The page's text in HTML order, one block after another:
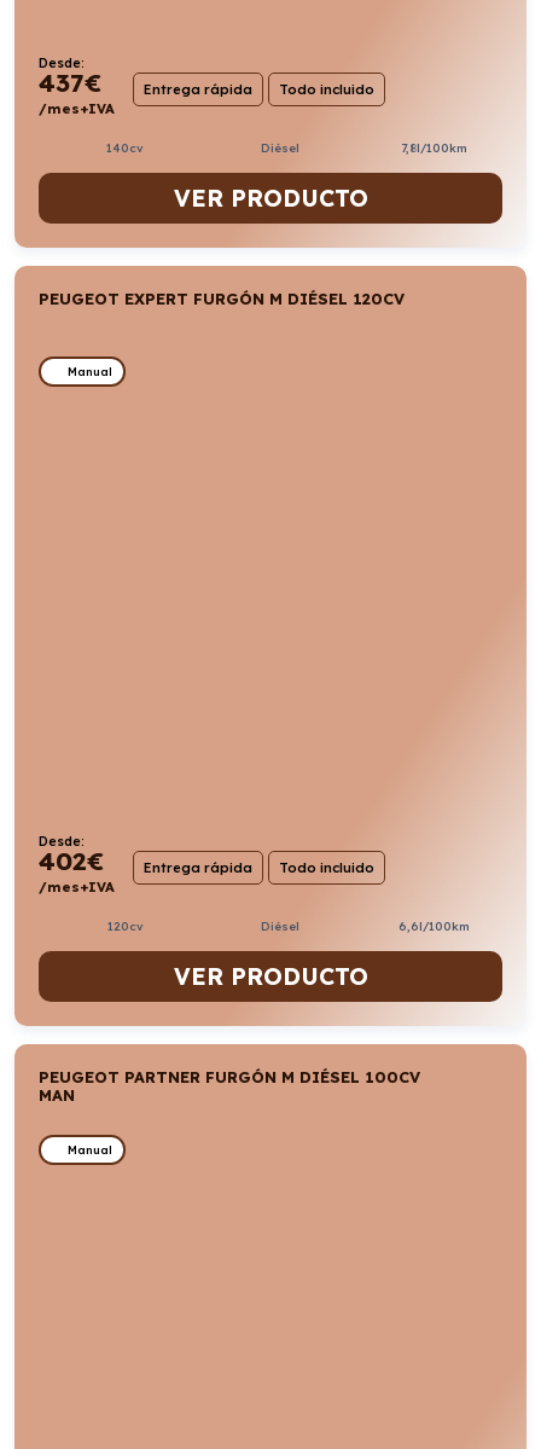
Desde:
437€
/mes+IVA
Entrega rápida Todo incluido
140cv Diésel 7,8l/100km
VER PRODUCTO
PEUGEOT EXPERT FURGÓN M DIÉSEL 120CV
Manual
Desde:
402€
/mes+IVA
Entrega rápida Todo incluido
120cv Diésel 6,6l/100km
VER PRODUCTO
PEUGEOT PARTNER FURGÓN M DIÉSEL 100CV
MAN
Manual